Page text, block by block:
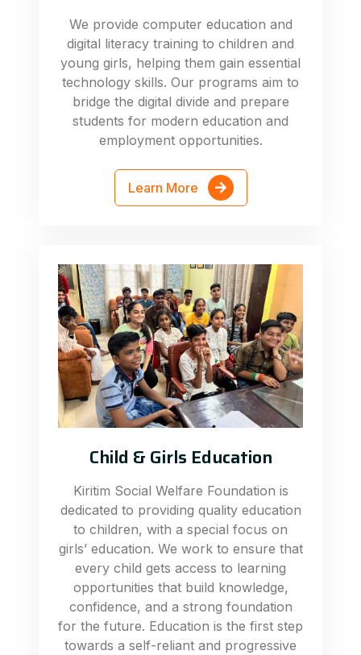
We provide computer education and
digital literacy training to children and
young girls, helping them gain essential
technology skills. Our programs aim to
bridge the digital divide and prepare
students for modern education and
employment opportunities.
Learn More
Child & Girls Education
Kiritim Social Welfare Foundation is
dedicated to providing quality education
to children, with a special focus on
girls’ education. We work to ensure that
every child gets access to learning
opportunities that build knowledge,
confidence, and a strong foundation
for the future. Education is the first step
towards a self-reliant and progressive